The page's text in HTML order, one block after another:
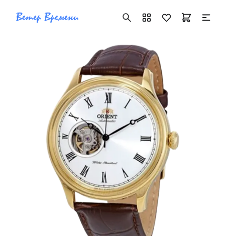
+7 ( 705 ) 181-42-50
info@vetervremeni.kz
Авторизация
Каталог
Мужские часы
Женские часы